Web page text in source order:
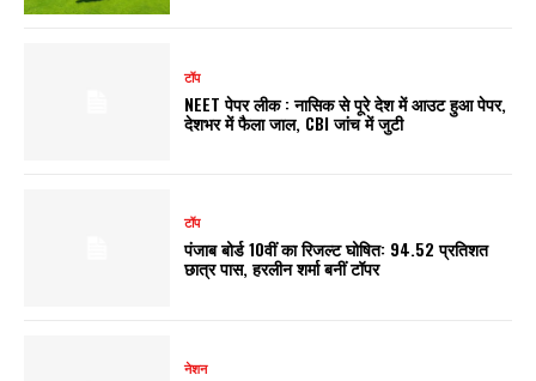
टॉप
NEET पेपर लीक : नासिक से पूरे देश में आउट हुआ पेपर,
देशभर में फैला जाल, CBI जांच में जुटी
टॉप
पंजाब बोर्ड 10वीं का रिजल्ट घोषित: 94.52 प्रतिशत
छात्र पास, हरलीन शर्मा बनीं टॉपर
नेशन